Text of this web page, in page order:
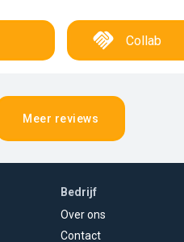
Collab
Meer reviews
Bedrijf
Over ons
Contact